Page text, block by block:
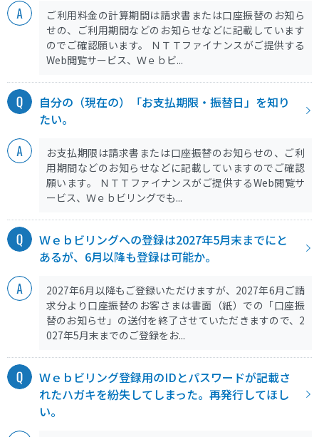
ご利用料金の計算期間は請求書または口座振替のお知ら
せの、ご利用期間などのお知らせなどに記載しています
のでご確認願います。 ＮＴＴファイナンスがご提供する
Web閲覧サービス、Ｗｅｂビ...
自分の（現在の）「お支払期限・振替日」を知り
たい。
お支払期限は請求書または口座振替のお知らせの、ご利
用期間などのお知らせなどに記載していますのでご確認
願います。 ＮＴＴファイナンスがご提供するWeb閲覧サ
ービス、Ｗｅｂビリングでも...
Ｗｅｂビリングへの登録は2027年5月末までにと
あるが、6月以降も登録は可能か。
2027年6月以降もご登録いただけますが、2027年6月ご請
求分より口座振替のお客さまは書面（紙）での「口座振
替のお知らせ」の送付を終了させていただきますので、2
027年5月末までのご登録をお...
Ｗｅｂビリング登録用のIDとパスワードが記載さ
れたハガキを紛失してしまった。再発行してほし
い。